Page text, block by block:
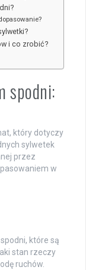
i co zrobić?
spodni:
który dotyczy
sylwetek
przez
w
które są
stan rzeczy
ruchów.